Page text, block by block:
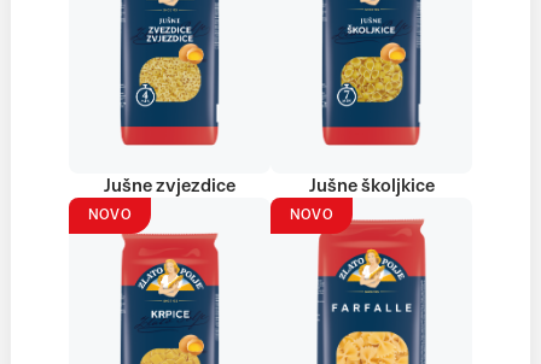
Jušne zvjezdice Jušne školjkice
NOVO NOVO